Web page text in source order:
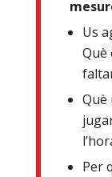
Us
Què
Què
Per